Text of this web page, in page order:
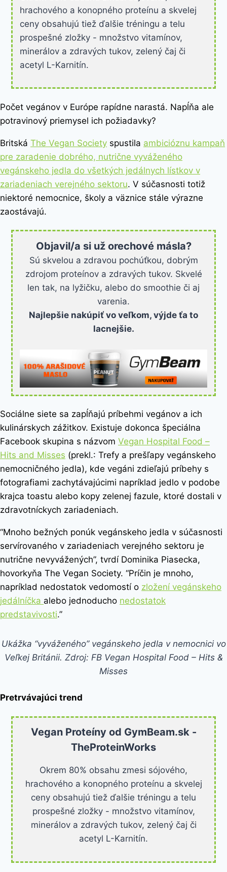
hrachového a konopného proteínu a skvelej
ceny obsahujú tiež ďalšie tréningu a telu
prospešné zložky - množstvo vitamínov,
minerálov a zdravých tukov, zelený čaj či
acetyl L-Karnitín.
Počet vegánov v Európe rapídne narastá. Napĺňa ale
potravinový priemysel ich požiadavky?
Britská The Vegan Society spustila ambicióznu kampaň
pre zaradenie dobrého, nutrične vyváženého
vegánskeho jedla do všetkých jedálnych lístkov v
zariadeniach verejného sektoru. V súčasnosti totiž
niektoré nemocnice, školy a väznice stále výrazne
zaostávajú.
Objavil/a si už orechové másla?
Sú skvelou a zdravou pochúťkou, dobrým
zdrojom proteínov a zdravých tukov. Skvelé
len tak, na lyžičku, alebo do smoothie či aj
varenia.
Najlepšie nakúpiť vo veľkom, výjde ťa to
lacnejšie.
Sociálne siete sa zapĺňajú príbehmi vegánov a ich
kulinárskych zážitkov. Existuje dokonca špeciálna
Facebook skupina s názvom Vegan Hospital Food –
Hits and Misses (prekl.: Trefy a prešľapy vegánskeho
nemocničného jedla), kde vegáni zdieľajú príbehy s
fotografiami zachytávajúcimi napríklad jedlo v podobe
krajca toastu alebo kopy zelenej fazule, ktoré dostali v
zdravotníckych zariadeniach.
“Mnoho bežných ponúk vegánskeho jedla v súčasnosti
servírovaného v zariadeniach verejného sektoru je
nutrične nevyvážených”, tvrdí Dominika Piasecka,
hovorkyňa The Vegan Society. “Príčin je mnoho,
napríklad nedostatok vedomostí o zložení vegánskeho
jedálníčka alebo jednoducho nedostatok
predstavivosti.”
Ukážka “vyváženého” vegánskeho jedla v nemocnici vo
Veľkej Británii. Zdroj: FB Vegan Hospital Food – Hits &
Misses
Pretrvávajúci trend
Vegan Proteíny od GymBeam.sk -
TheProteinWorks
Okrem 80% obsahu zmesi sójového,
hrachového a konopného proteínu a skvelej
ceny obsahujú tiež ďalšie tréningu a telu
prospešné zložky - množstvo vitamínov,
minerálov a zdravých tukov, zelený čaj či
acetyl L-Karnitín.